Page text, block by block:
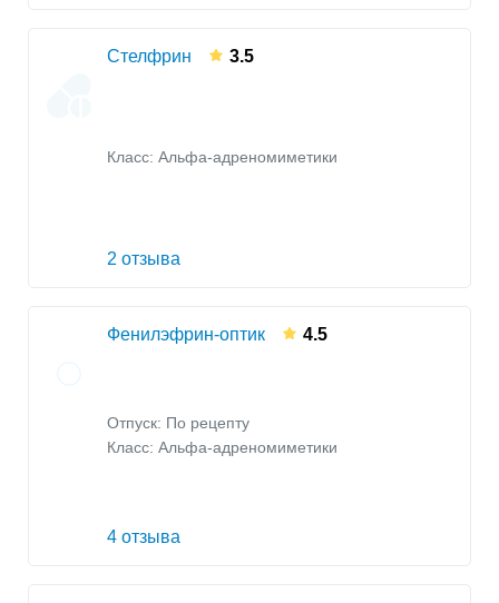
Стелфрин 3.5
Класс: Альфа-адреномиметики
2 отзыва
Фенилэфрин-оптик 4.5
Отпуск: По рецепту
Класс: Альфа-адреномиметики
4 отзыва